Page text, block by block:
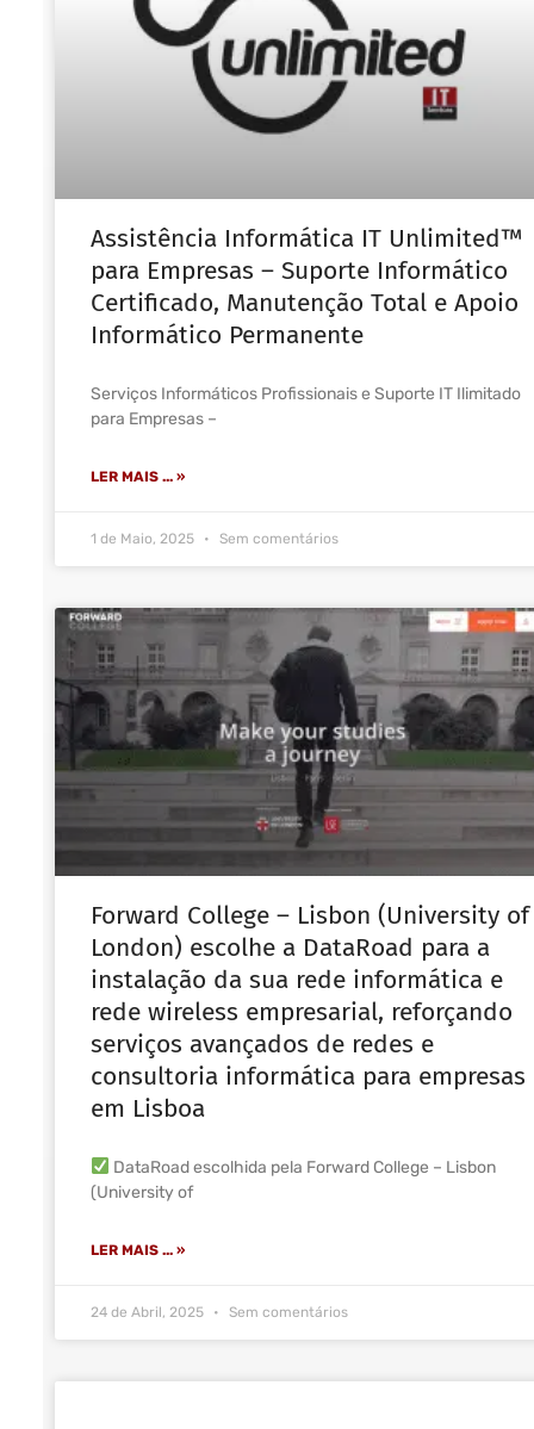
Assistência Informática IT Unlimited™
para Empresas – Suporte Informático
Certificado, Manutenção Total e Apoio
Informático Permanente
Serviços Informáticos Profissionais e Suporte IT Ilimitado
para Empresas –
LER MAIS ... »
1 de Maio, 2025 Sem comentários
Forward College – Lisbon (University of
London) escolhe a DataRoad para a
instalação da sua rede informática e
rede wireless empresarial, reforçando
serviços avançados de redes e
consultoria informática para empresas
em Lisboa
DataRoad escolhida pela Forward College – Lisbon
(University of
LER MAIS ... »
24 de Abril, 2025 Sem comentários